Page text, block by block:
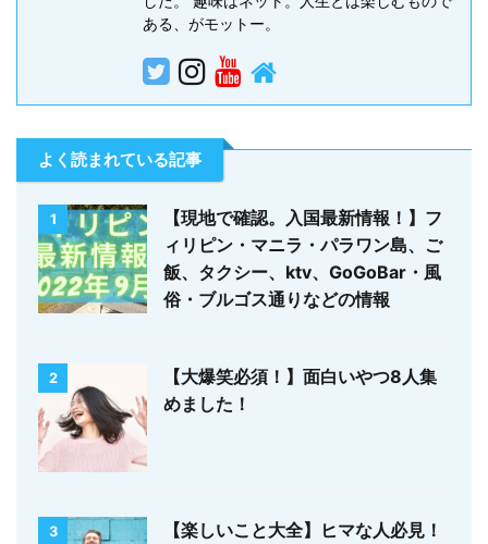
ある、がモットー。
よく読まれている記事
1
【現地で確認。入国最新情報！】フ
ィリピン・マニラ・パラワン島、ご
飯、タクシー、ktv、GoGoBar・風
俗・ブルゴス通りなどの情報
2
【大爆笑必須！】面白いやつ8人集
めました！
3
【楽しいこと大全】ヒマな人必見！